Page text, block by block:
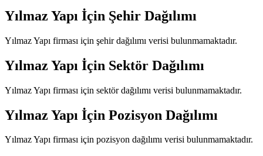
Yılmaz Yapı İçin Şehir Dağılımı
Yılmaz Yapı firması için şehir dağılımı verisi bulunmamaktadır.
Yılmaz Yapı İçin Sektör Dağılımı
Yılmaz Yapı firması için sektör dağılımı verisi bulunmamaktadır.
Yılmaz Yapı İçin Pozisyon Dağılımı
Yılmaz Yapı firması için pozisyon dağılımı verisi bulunmamaktadır.